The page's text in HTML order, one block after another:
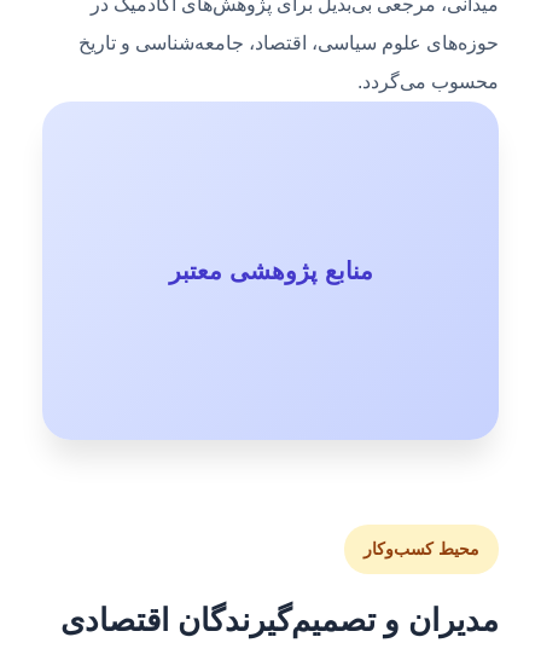
حوزه‌های علوم سیاسی، اقتصاد، جامعه‌شناسی و تاریخ
محسوب می‌گردد.
منابع پژوهشی معتبر
محیط کسب‌وکار
مدیران و تصمیم‌گیرندگان اقتصادی